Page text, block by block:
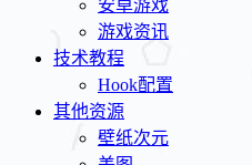
安卓游戏
游戏资讯
技术教程
Hook配置
其他资源
壁纸次元